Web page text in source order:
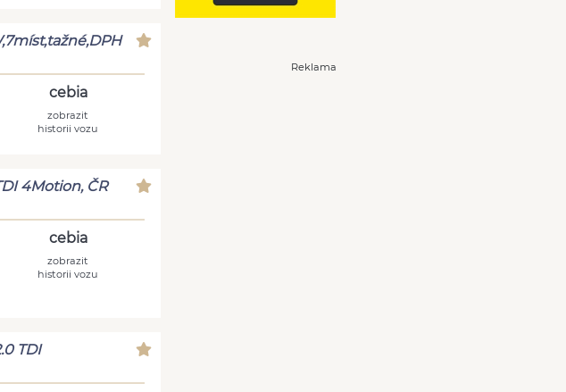
cebia
zobrazit
historii vozu
4Motion, ČR
cebia
zobrazit
historii vozu
TDI
Reklama